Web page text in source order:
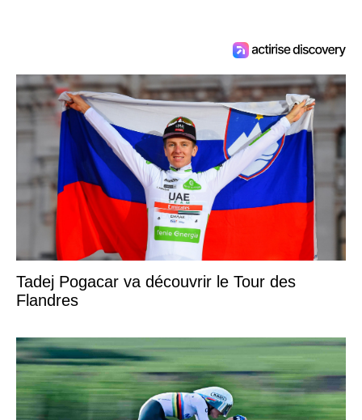
Tadej Pogacar va découvrir le Tour des
Flandres